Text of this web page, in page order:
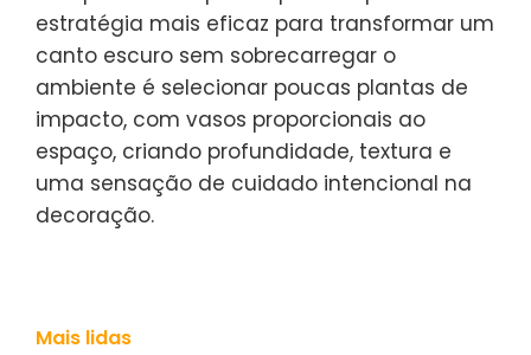
estratégia mais eficaz para transformar um
canto escuro sem sobrecarregar o
ambiente é selecionar poucas plantas de
impacto, com vasos proporcionais ao
espaço, criando profundidade, textura e
uma sensação de cuidado intencional na
decoração.
Mais lidas